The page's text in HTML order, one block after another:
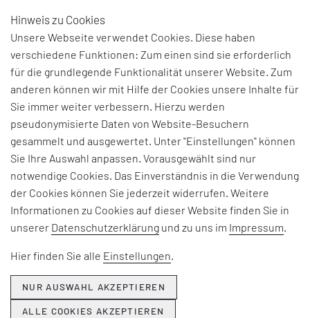
Hinweis zu Cookies
Unsere Webseite verwendet Cookies. Diese haben
verschiedene Funktionen: Zum einen sind sie erforderlich
für die grundlegende Funktionalität unserer Website. Zum
anderen können wir mit Hilfe der Cookies unsere Inhalte für
Sie immer weiter verbessern. Hierzu werden
pseudonymisierte Daten von Website-Besuchern
gesammelt und ausgewertet. Unter "Einstellungen" können
Sie Ihre Auswahl anpassen. Vorausgewählt sind nur
notwendige Cookies. Das Einverständnis in die Verwendung
der Cookies können Sie jederzeit widerrufen. Weitere
Informationen zu Cookies auf dieser Website finden Sie in
unserer Datenschutzerklärung und zu uns im Impressum.
Hier finden Sie alle Einstellungen.
NUR AUSWAHL AKZEPTIEREN
ALLE COOKIES AKZEPTIEREN